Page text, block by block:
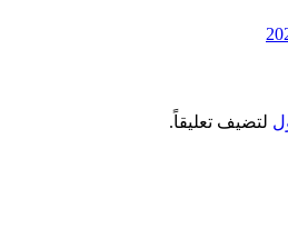
لتضيف تعليقاً.